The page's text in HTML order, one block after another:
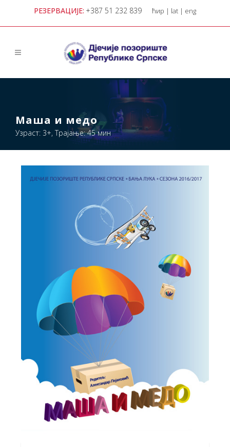
РЕЗЕРВАЦИЈЕ: +387 51 232 839 ћир | lat | eng
Маша и медо
Узраст: 3+, Трајање: 45 мин